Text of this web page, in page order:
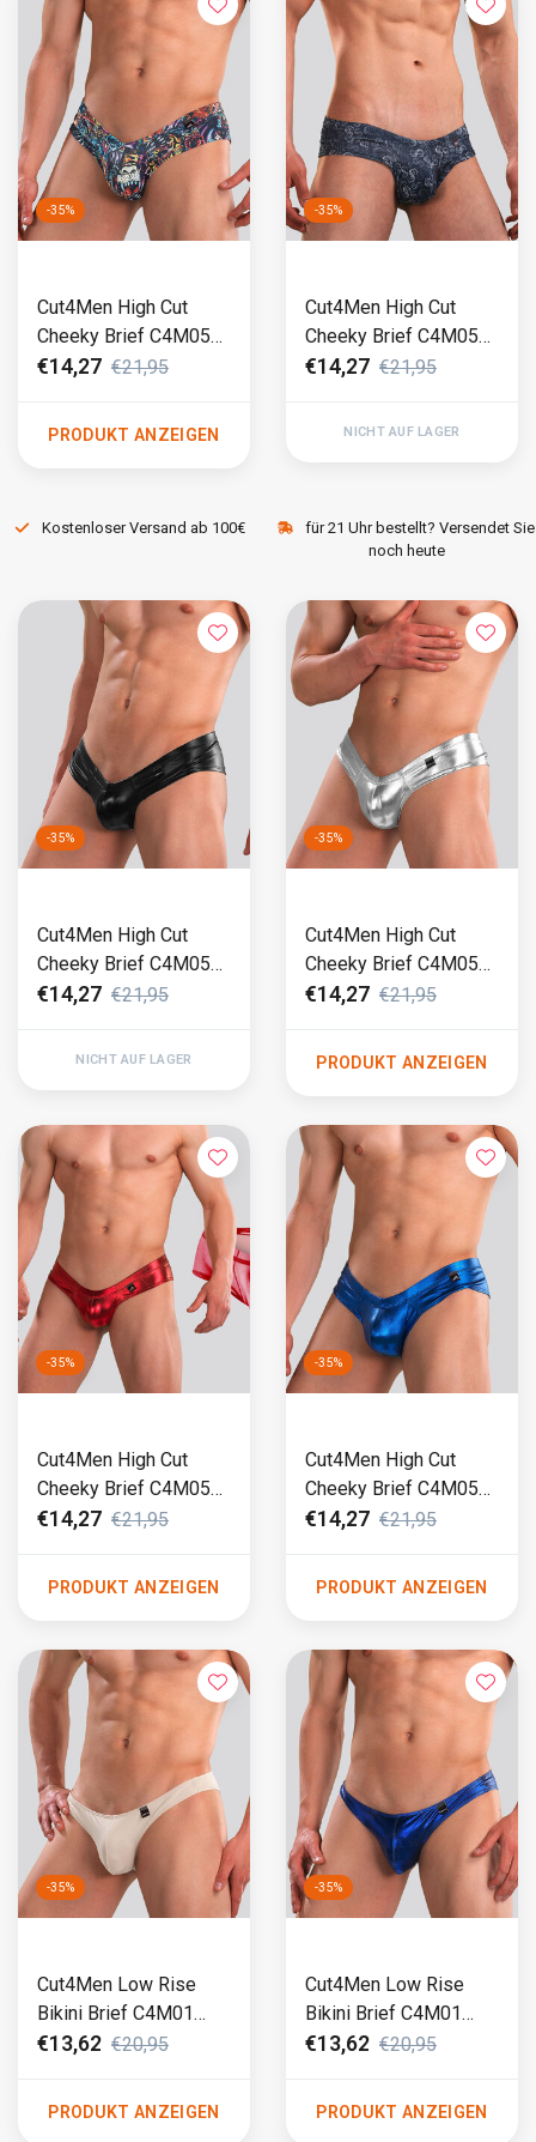
-35%
Cut4Men High Cut
Cheeky Brief C4M05
Tattoo Schwarz
€14,27 €21,95
PRODUKT ANZEIGEN
-35%
Cut4Men High Cut
Cheeky Brief C4M05
Dollar Schwarz
€14,27 €21,95
NICHT AUF LAGER
Kostenloser Versand ab 100€
für 21 Uhr bestellt? Versendet Sie
noch heute
-35%
Cut4Men High Cut
Cheeky Brief C4M05
Skaï Schwarz
€14,27 €21,95
NICHT AUF LAGER
-35%
Cut4Men High Cut
Cheeky Brief C4M05
Skaï Silber
€14,27 €21,95
PRODUKT ANZEIGEN
-35%
Cut4Men High Cut
Cheeky Brief C4M05
Skaï Rot
€14,27 €21,95
PRODUKT ANZEIGEN
-35%
Cut4Men High Cut
Cheeky Brief C4M05
Skaï Blau
€14,27 €21,95
PRODUKT ANZEIGEN
-35%
Cut4Men Low Rise
Bikini Brief C4M01
Beige (500)
€13,62 €20,95
PRODUKT ANZEIGEN
-35%
Cut4Men Low Rise
Bikini Brief C4M01
Skaï Blau
€13,62 €20,95
PRODUKT ANZEIGEN